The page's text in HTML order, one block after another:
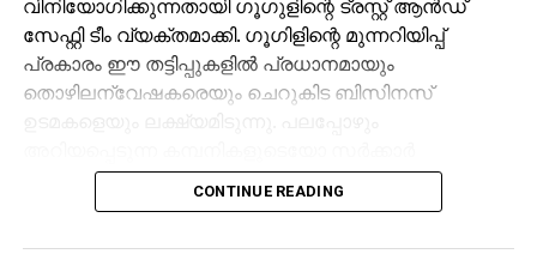
വിനിയോഗിക്കുന്നതായി ഗൂഗുളിന്റെ ട്രസ്റ്റ് ആന്‍ഡ്
സേഫ്റ്റി ടീം വ്യക്തമാക്കി. ഗൂഗിളിന്റെ മുന്നറിയിപ്പ്
പ്രകാരം ഈ തട്ടിപ്പുകളില്‍ പ്രധാനമായും
തൊഴിലന്വേഷകരെയും ചെറുകിട ബിസിനസ്
ഏജന്‍സികളുടെയോ പേരില്‍ വ്യാജ ജോലി
ലിസ്റ്റിംഗുകള്‍ സൃഷ്ടിക്കപ്പെടുന്നു. ഇരകളോട്
CONTINUE READING